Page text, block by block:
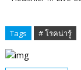
Tags # โรคน่ารู้